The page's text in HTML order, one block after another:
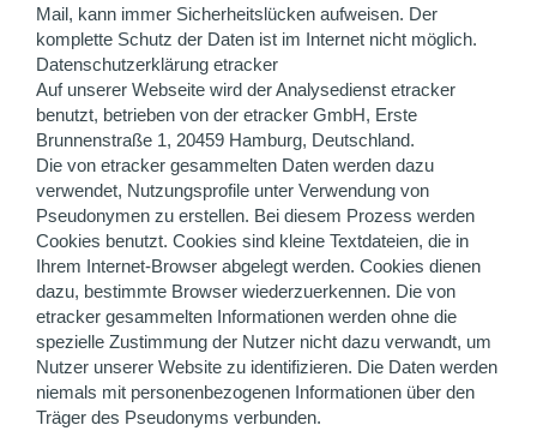
Mail, kann immer Sicherheitslücken aufweisen. Der
komplette Schutz der Daten ist im Internet nicht möglich.
Datenschutzerklärung etracker
Auf unserer Webseite wird der Analysedienst etracker
benutzt, betrieben von der etracker GmbH, Erste
Brunnenstraße 1, 20459 Hamburg, Deutschland.
Die von etracker gesammelten Daten werden dazu
verwendet, Nutzungsprofile unter Verwendung von
Pseudonymen zu erstellen. Bei diesem Prozess werden
Cookies benutzt. Cookies sind kleine Textdateien, die in
Ihrem Internet-Browser abgelegt werden. Cookies dienen
dazu, bestimmte Browser wiederzuerkennen. Die von
etracker gesammelten Informationen werden ohne die
spezielle Zustimmung der Nutzer nicht dazu verwandt, um
Nutzer unserer Website zu identifizieren. Die Daten werden
niemals mit personenbezogenen Informationen über den
Träger des Pseudonyms verbunden.